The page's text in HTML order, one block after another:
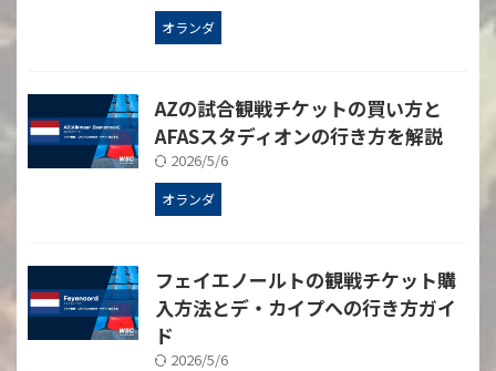
オランダ
AZの試合観戦チケットの買い方と
AFASスタディオンの行き方を解説
2026/5/6
オランダ
フェイエノールトの観戦チケット購
入方法とデ・カイプへの行き方ガイ
ド
2026/5/6